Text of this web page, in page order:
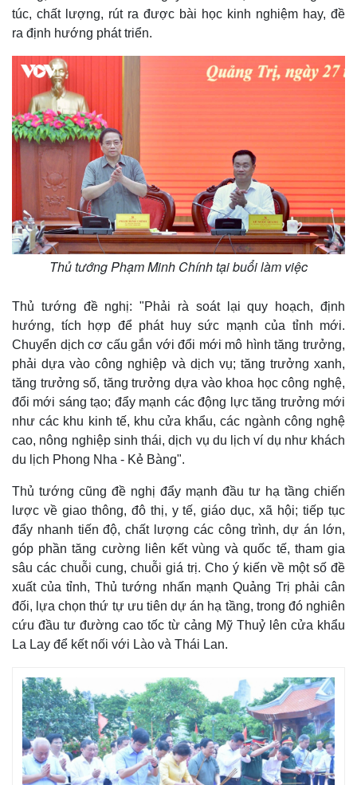
túc, chất lượng, rút ra được bài học kinh nghiệm hay, đề
ra định hướng phát triển.
Thủ tướng Phạm Minh Chính tại buổi làm việc
Thủ tướng đề nghị: "Phải rà soát lại quy hoạch, định
hướng, tích hợp để phát huy sức mạnh của tỉnh mới.
Chuyển dịch cơ cấu gắn với đổi mới mô hình tăng trưởng,
phải dựa vào công nghiệp và dịch vụ; tăng trưởng xanh,
tăng trưởng số, tăng trưởng dựa vào khoa học công nghệ,
đổi mới sáng tạo; đẩy mạnh các động lực tăng trưởng mới
như các khu kinh tế, khu cửa khẩu, các ngành công nghệ
cao, nông nghiệp sinh thái, dịch vụ du lịch ví dụ như khách
du lịch Phong Nha - Kẻ Bàng".
Thủ tướng cũng đề nghị đẩy mạnh đầu tư hạ tầng chiến
lược về giao thông, đô thị, y tế, giáo dục, xã hội; tiếp tục
đẩy nhanh tiến độ, chất lượng các công trình, dự án lớn,
góp phần tăng cường liên kết vùng và quốc tế, tham gia
sâu các chuỗi cung, chuỗi giá trị. Cho ý kiến về một số đề
xuất của tỉnh, Thủ tướng nhấn mạnh Quảng Trị phải cân
đối, lựa chọn thứ tự ưu tiên dự án hạ tầng, trong đó nghiên
cứu đầu tư đường cao tốc từ cảng Mỹ Thuỷ lên cửa khẩu
La Lay để kết nối với Lào và Thái Lan.